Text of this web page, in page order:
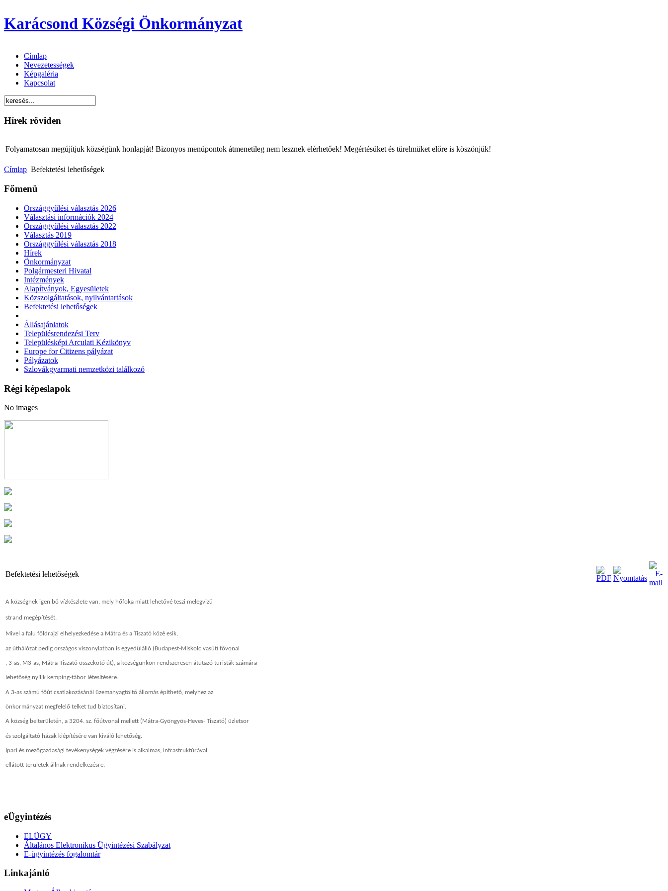
Karácsond Községi Önkormányzat
Címlap
Nevezetességek
Képgaléria
Kapcsolat
Hírek röviden
Folyamatosan megújítjuk községünk honlapját! Bizonyos menüpontok átmenetileg nem lesznek elérhetőek! Megértésüket és türelmüket előre is köszönjük!
Címlap Befektetési lehetőségek
Főmenü
Országgyűlési választás 2026
Választási információk 2024
Országgyűlési választás 2022
Választás 2019
Országgyűlési választás 2018
Hírek
Önkormányzat
Polgármesteri Hivatal
Intézmények
Alapítványok, Egyesületek
Közszolgáltatások, nyilvántartások
Befektetési lehetőségek
Állásajánlatok
Településrendezési Terv
Településképi Arculati Kézikönyv
Europe for Citizens pályázat
Pályázatok
Szlovákgyarmati nemzetközi találkozó
Régi képeslapok
No images
Befektetési lehetőségek
A községnek igen bő vízkészlete van, mely hőfoka miatt lehetővé teszi melegvizű
strand megépítését.
Mivel a falu földrajzi elhelyezkedése a Mátra és a Tiszató közé esik,
az úthálózat pedig országos viszonylatban is egyedülálló (Budapest-Miskolc vasúti fővonal
, 3-as, M3-as, Mátra-Tiszató összekötő út), a községünkön rendszeresen átutazó turisták számára
lehetőség nyílik kemping-tábor létesítésére.
A 3-as számú főút csatlakozásánál üzemanyagtöltő állomás építhető, melyhez az
önkormányzat megfelelő telket tud biztosítani.
A község belterületén, a 3204. sz. főútvonal mellett (Mátra-Gyöngyös-Heves- Tiszató) üzletsor
és szolgáltató házak kiépítésére van kiváló lehetőség.
Ipari és mezőgazdasági tevékenységek végzésére is alkalmas, infrastruktúrával
ellátott területek állnak rendelkezésre.
eÜgyintézés
ELÜGY
Általános Elektronikus Ügyintézési Szabályzat
E-ügyintézés fogalomtár
Linkajánló